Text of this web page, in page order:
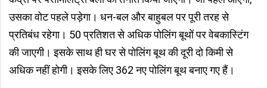
उसका वोट पहले पड़ेगा। धन-बल और बाहुबल पर पूरी तरह से
प्रतिबंध रहेगा। 50 प्रतिशत से अधिक पोलिंग बूथों पर वेबकास्टिंग
की जाएगी। इसके साथ ही घर से पोलिंग बूथ की दूरी दो किमी से
अधिक नहीं होगी। इसके लिए 362 नए पोलिंग बूथ बनाए गए हैं।